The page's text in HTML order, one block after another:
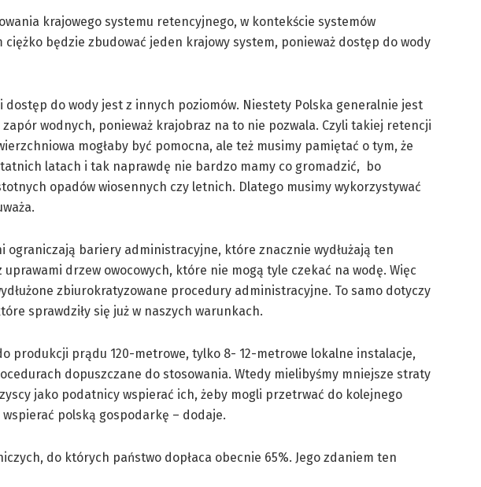
krajowego systemu retencyjnego, w kontekście systemów
będzie zbudować jeden krajowy system, ponieważ dostęp do wody
dostęp do wody jest z innych poziomów. Niestety Polska generalnie jest
wodnych, ponieważ krajobraz na to nie pozwala. Czyli takiej retencji
mogłaby być pomocna, ale też musimy pamiętać o tym, że
latach i tak naprawdę nie bardzo mamy co gromadzić, bo
opadów wiosennych czy letnich. Dlatego musimy wykorzystywać
ograniczają bariery administracyjne, które znacznie wydłużają ten
drzew owocowych, które nie mogą tyle czekać na wodę. Więc
zbiurokratyzowane procedury administracyjne. To samo dotyczy
sprawdziły się już w naszych warunkach.
produkcji prądu 120-metrowe, tylko 8- 12-metrowe lokalne instalacje,
dopuszczane do stosowania. Wtedy mielibyśmy mniejsze straty
jako podatnicy wspierać ich, żeby mogli przetrwać do kolejnego
polską gospodarkę – dodaje.
do których państwo dopłaca obecnie 65%. Jego zdaniem ten